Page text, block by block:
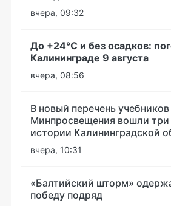
вчера, 09:32
До +24°С и без осадков:
Калининграде 9 августа
вчера, 08:56
В новый перечень учебников
Минпросвещения вошли три
истории Калининградской
вчера, 10:31
«Балтийский шторм»
победу подряд